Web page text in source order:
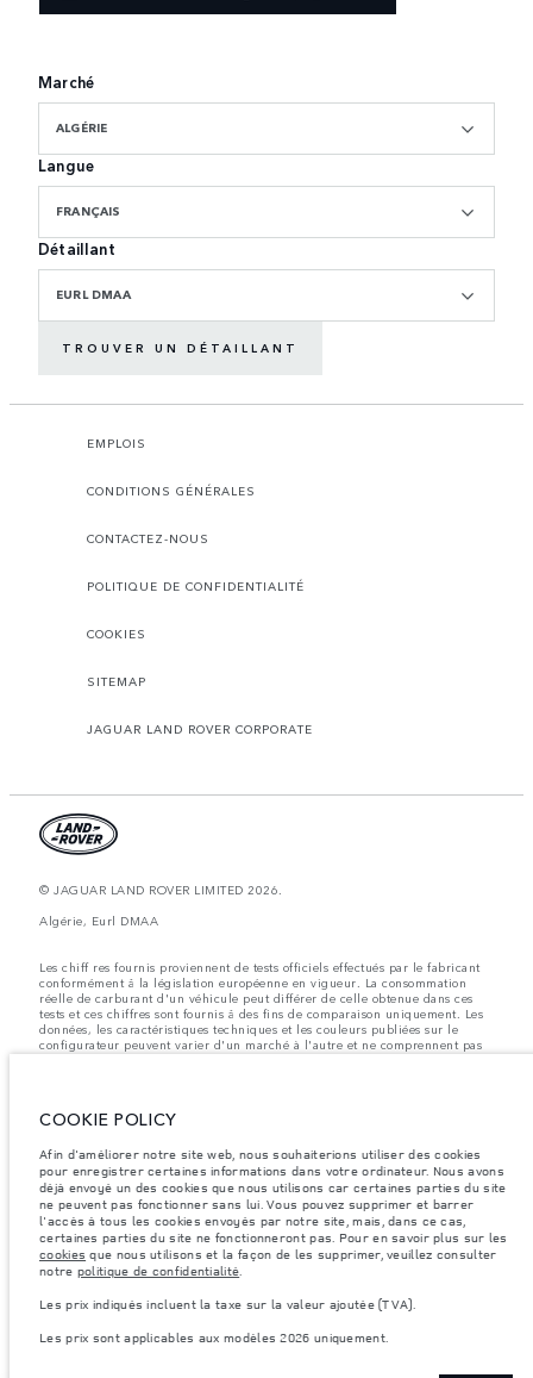
Marché
ALGÉRIE
Langue
FRANÇAIS
Détaillant
EURL DMAA
TROUVER UN DÉTAILLANT
EMPLOIS
CONDITIONS GÉNÉRALES
CONTACTEZ-NOUS
POLITIQUE DE CONFIDENTIALITÉ
COOKIES
SITEMAP
JAGUAR LAND ROVER CORPORATE
© JAGUAR LAND ROVER LIMITED 2026.
Algérie, Eurl DMAA
Les chiff res fournis proviennent de tests officiels effectués par le fabricant
conformément å la législation européenne en vigueur. La consommation
réelle de carburant d'un véhicule peut différer de celle obtenue dans ces
tests et ces chiffres sont fournis å des fins de comparaison uniquement. Les
données, les caractéristiques techniques et les couleurs publiées sur le
configurateur peuvent varier d'un marché à l'autre et ne comprennent pas
de prix. Veuillez consulter votre concessionnaire pour des informations sur
Les accessoires et autres éléments montés après le point de fabrication
véhicule, les charges maximales par essieu et la charge utile ne sont pas
dépassés lorsque vous chargez des accessoires, des occupants, des liquides
et des carburants.
Remarque importante sur les images et les spécifications.La pénurie
mondiale de semi-conducteurs affecte actuellement les spécifications de
construction des véhicules, la disponibilité des options et les délais de
construction. Cette situation s’avère très fluctuante, et par conséquent, les
images utilisées actuellement sur le site Web peuvent ne pas refléter
caractéristiques, les options, les finitions et les combinaisons de couleurs.
restrictions actuelles et faire un choix éclairé
COOKIE POLICY
Afin d'améliorer notre site web, nous souhaiterions utiliser des cookies
pour enregistrer certaines informations dans votre ordinateur. Nous avons
déjà envoyé un des cookies que nous utilisons car certaines parties du site
ne peuvent pas fonctionner sans lui. Vous pouvez supprimer et barrer
l'accès à tous les cookies envoyés par notre site, mais, dans ce cas,
certaines parties du site ne fonctionneront pas. Pour en savoir plus sur les
cookies que nous utilisons et la façon de les supprimer, veuillez consulter
notre politique de confidentialité.
Les prix indiqués incluent la taxe sur la valeur ajoutée (TVA).
Les prix sont applicables aux modèles 2026 uniquement.